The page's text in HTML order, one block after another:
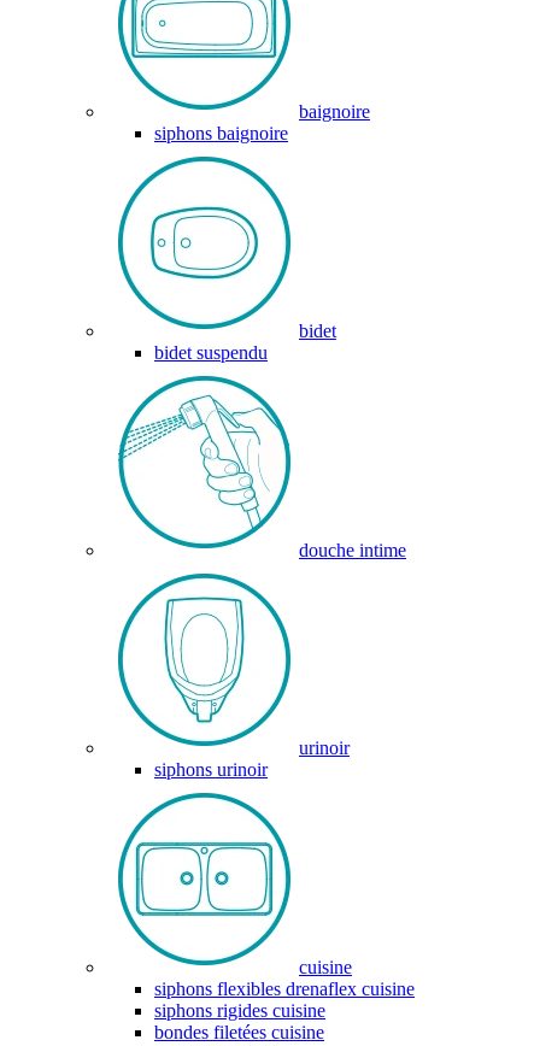
baignoire
siphons baignoire
bidet
bidet suspendu
douche intime
urinoir
siphons urinoir
cuisine
siphons flexibles drenaflex cuisine
siphons rigides cuisine
bondes filetées cuisine